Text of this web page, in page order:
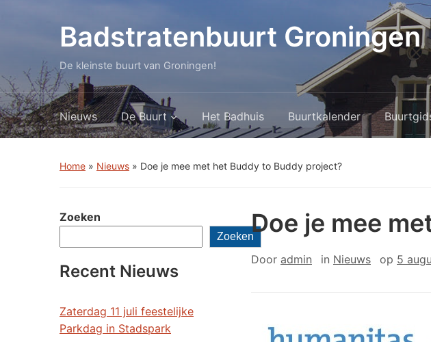
Badstratenbuurt Groningen
De kleinste buurt van Groningen!
Nieuws De Buurt Het Badhuis Buurtkalender
Home » Nieuws » Doe je mee met het Buddy to Buddy project?
Zoeken
Zoeken
Recent Nieuws
Zaterdag 11 juli feestelijke
Parkdag in Stadspark
Doe je mee
Door admin in Nieuws op 5